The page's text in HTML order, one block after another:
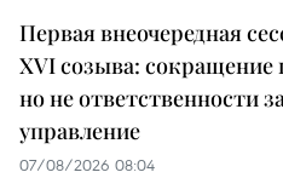
Первая внеочередная
XVI созыва: сокращение
но не ответственности
управление
07/08/2026 08:04